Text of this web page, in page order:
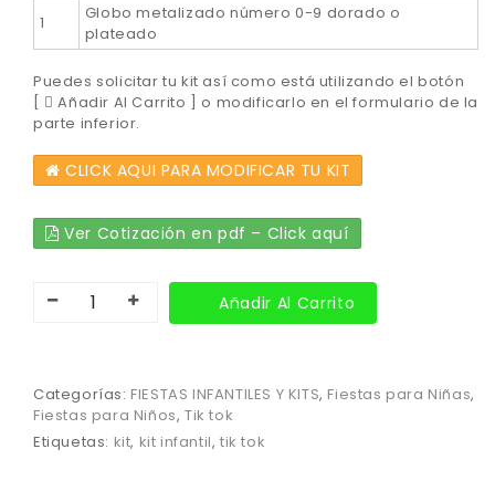
1
Globo metalizado número 0-9 dorado o
plateado
Puedes solicitar tu kit así como está utilizando el botón
[
Añadir Al Carrito ] o modificarlo en el formulario de la
parte inferior.
CLICK AQUI PARA MODIFICAR TU KIT
Ver Cotización en pdf – Click aquí
Añadir Al Carrito
Categorías: FIESTAS INFANTILES Y KITS, Fiestas para Niñas,
Fiestas para Niños,Tik tok
Etiquetas: kit, kit infantil,tik tok